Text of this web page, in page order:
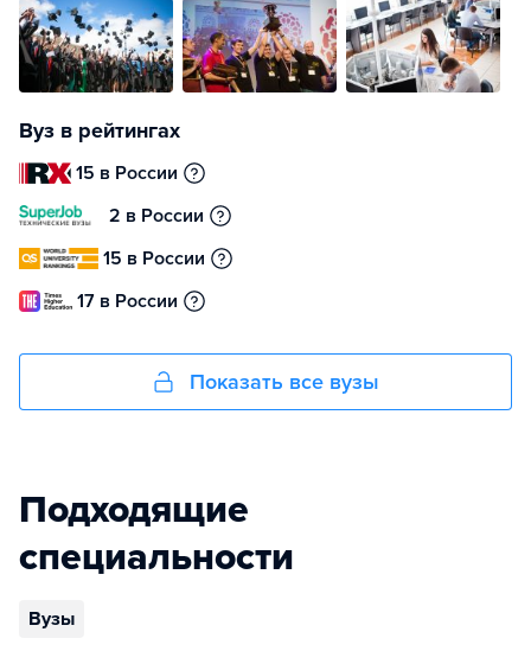
Вуз в рейтингах
15 в России
2 в России
15 в России
17 в России
Показать все вузы
Подходящие
специальности
Вузы